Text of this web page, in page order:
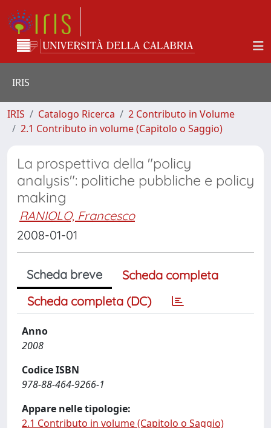
IRIS
IRIS Catalogo Ricerca
2 Contributo in Volume
2.1 Contributo in volume (Capitolo o Saggio)
La prospettiva della "policy
analysis": politiche pubbliche e policy
making
RANIOLO, Francesco
2008-01-01
Scheda breve
Scheda completa
Scheda completa (DC)
Anno
2008
Codice ISBN
978-88-464-9266-1
Appare nelle tipologie:
2.1 Contributo in volume (Capitolo o Saggio)